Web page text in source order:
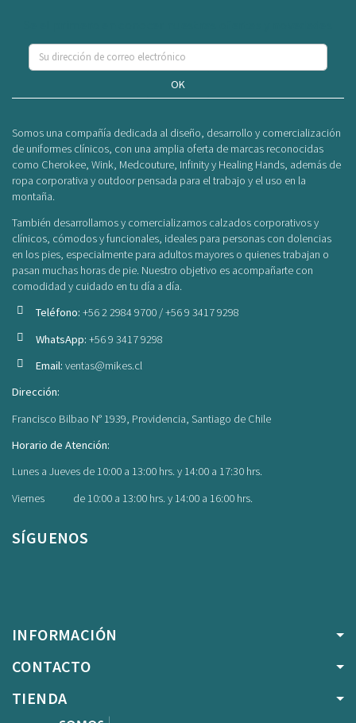
OK
Somos una compañía dedicada al diseño, desarrollo y comercialización
de uniformes clínicos, con una amplia oferta de marcas reconocidas
como Cherokee, Wink, Medcouture, Infinity y Healing Hands, además de
ropa corporativa y outdoor pensada para el trabajo y el uso en la
montaña.
También desarrollamos y comercializamos calzados corporativos y
clínicos, cómodos y funcionales, ideales para personas con dolencias
en los pies, especialmente para adultos mayores o quienes trabajan o
pasan muchas horas de pie. Nuestro objetivo es acompañarte con
comodidad y cuidado en tu día a día.
Teléfono: +56 2 2984 9700 / +56 9 3417 9298
WhatsApp: +56 9 3417 9298
Email: ventas@mikes.cl
Dirección:
Francisco Bilbao N° 1939, Providencia, Santiago de Chile
Horario de Atención:
Lunes a Jueves de 10:00 a 13:00 hrs. y 14:00 a 17:30 hrs.
Viernes de 10:00 a 13:00 hrs. y 14:00 a 16:00 hrs.
SÍGUENOS
INFORMACIÓN
CONTACTO
TIENDA